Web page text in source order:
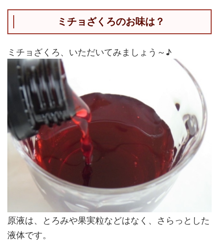
ミチョざくろのお味は？
ミチョざくろ、いただいてみましょう～♪
原液は、とろみや果実粒などはなく、さらっとした
液体です。